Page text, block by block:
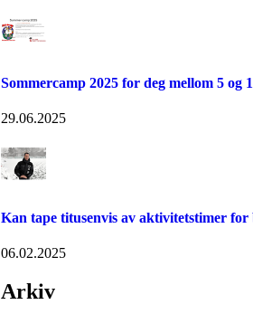
Sommercamp 2025 for deg mellom 5 og
29.06.2025
Kan tape titusenvis av aktivitetstimer
06.02.2025
Arkiv